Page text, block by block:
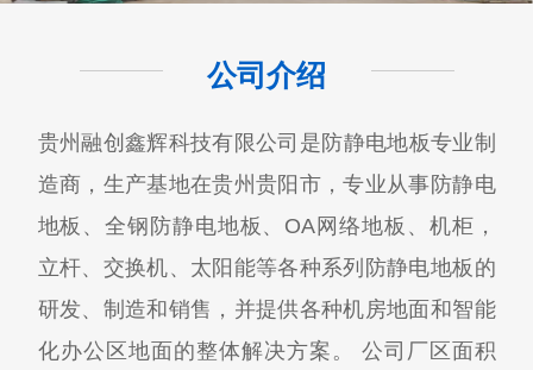
公司介绍
贵州融创鑫辉科技有限公司​是防静电地板专业制
造商，生产基地在贵州贵阳市，专业从事防静电
地板、全钢防静电地板、OA网络地板、机柜，
立杆、交换机、太阳能等各种系列防静电地板的
研发、制造和销售，并提供各种机房地面和智能
化办公区地面的整体解决方案。 公司厂区面积